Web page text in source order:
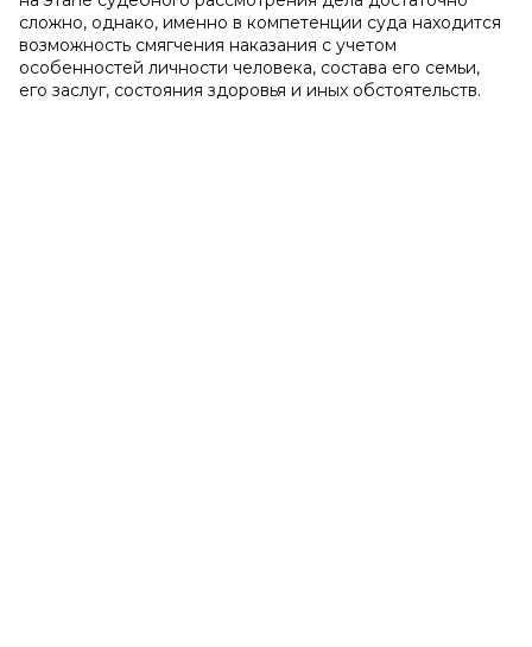
сложно, однако, именно в компетенции суда находится
возможность смягчения наказания с учетом
особенностей личности человека, состава его семьи,
его заслуг, состояния здоровья и иных обстоятельств.